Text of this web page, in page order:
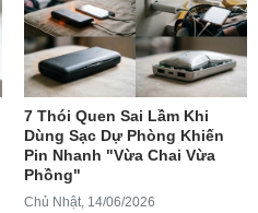
7 Thói Quen Sai Lầm Khi
Dùng Sạc Dự Phòng Khiến
Pin Nhanh "Vừa Chai Vừa
Phồng"
Chủ Nhật, 14/06/2026